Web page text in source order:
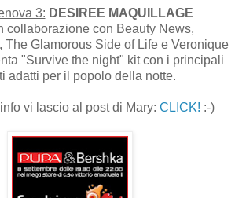
3: DESIREE MAQUILLAGE
collaborazione con Beauty News,
The Glamorous Side of Life e Veronique
"Survive the night" kit con i principali
adatti per il popolo della notte.
vi lascio al post di Mary: CLICK! :-)